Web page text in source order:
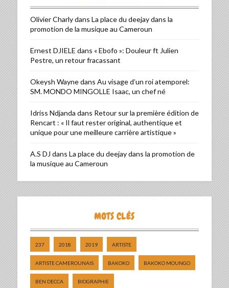
Olivier Charlydans La place du deejay dans la
promotion de la musique au Cameroun
Ernest DJIELE dans « Ebofo »: Douleur ft Julien
Pestre, un retour fracassant
Okeysh Waynedans Au visage d’un roi atemporel:
SM. MONDO MINGOLLE Isaac, un chef né
Idriss Ndjanda dans Retour sur la première édition de
Rencart : « Il faut rester original, authentique et
unique pour une meilleure carrière artistique »
A.S DJ dans La place du deejay dans la promotion de
la musique au Cameroun
MOTS CLÉS
237 2018 2019 ARTISTE
ARTISTE CAMEROUNAIS BAKOKO BAKOKO MOUNGO
BEN DECCA BIOGRAPHIE